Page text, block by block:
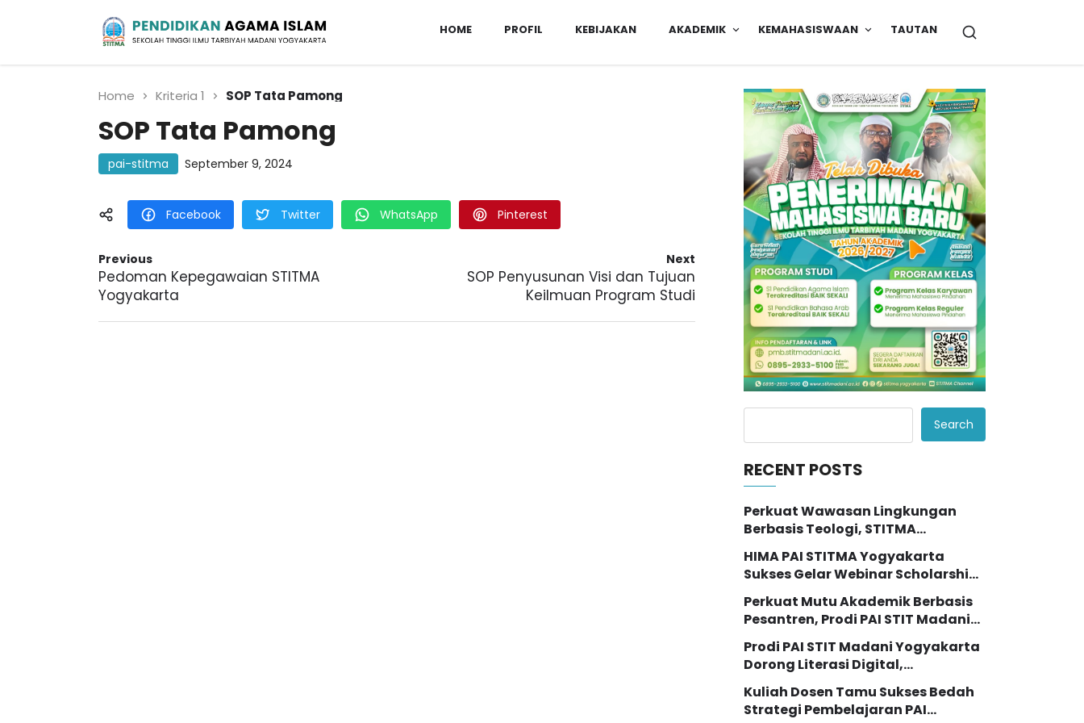
Pendidikan Agama
Islam
Yogyakarta
HOME PROFIL KEBIJAKAN AKADEMIK KEMAHASISWAAN TAUTAN
Home Kriteria 1 SOP Tata Pamong
SOP Tata Pamong
pai-stitma September 9, 2024
Facebook Twitter WhatsApp Pinterest
Previous
Pedoman Kepegawaian STITMA
Yogyakarta
Next
SOP Penyusunan Visi dan Tujuan
Keilmuan Program Studi
Search
RECENT POSTS
Perkuat Wawasan Lingkungan
Berbasis Teologi, STITMA
Yogyakarta Berpartisipasi dalam
Seminar Internasional “The
Transformation of Eco Theology
Education”
HIMA PAI STITMA Yogyakarta
Sukses Gelar Webinar Scholarship
Talk: Kupas Tuntas Peluang Studi
Lanjut dengan Beasiswa LPDP
Perkuat Mutu Akademik Berbasis
Pesantren, Prodi PAI STIT Madani
Gelar Rapat Koordinasi dan
Evaluasi Kurikulum
Prodi PAI STIT Madani Yogyakarta
Dorong Literasi Digital,
Selenggarakan Pelatihan
Pemanfaatan AI bagi Mahasiswi
Kuliah Dosen Tamu Sukses Bedah
Strategi Pembelajaran PAI